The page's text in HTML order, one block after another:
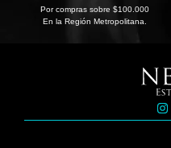
Por compras sobre $100.000
En la Región Metropolitana.